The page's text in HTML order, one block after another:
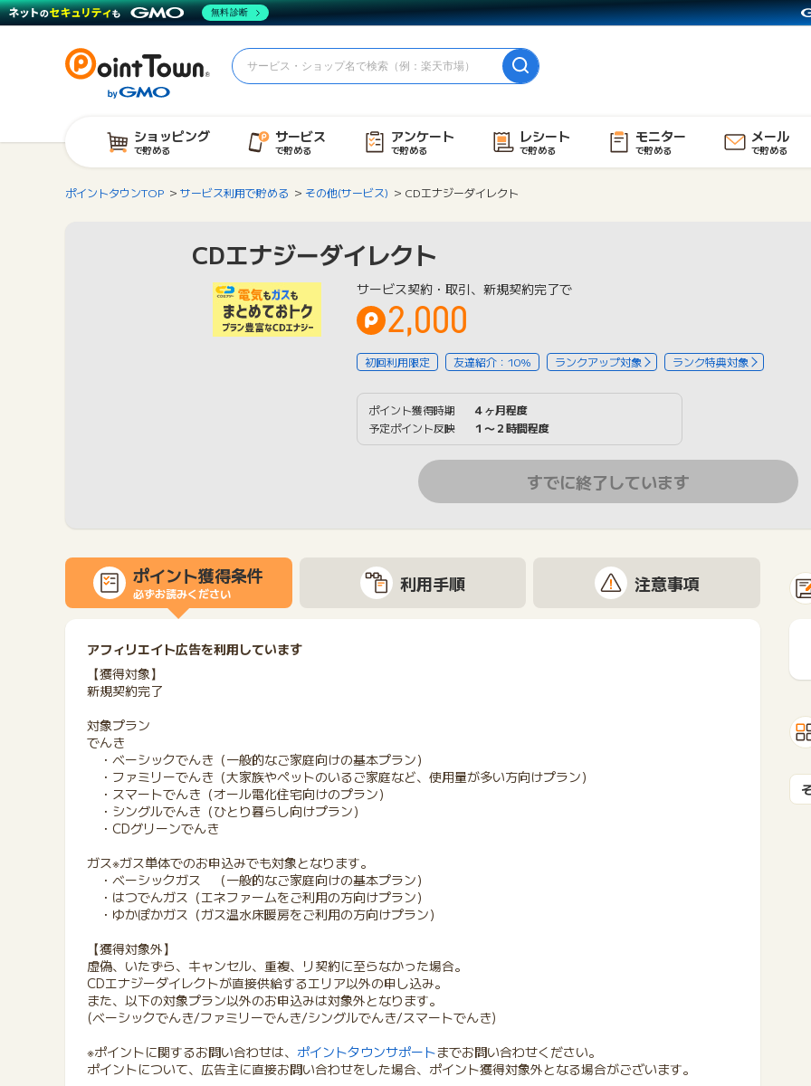
ショッピング
で貯める
サービス
で貯める
アンケート
で貯める
レシート
で貯める
モニター
で貯める
メール
で貯める
ポイントタウンTOP サービス利用で貯める その他(サービス) CDエナジーダイレクト
CDエナジーダイレクト
サービス契約・取引、新規契約完了で
2,000
初回利用限定 友達紹介：10% ランクアップ対象 ランク特典対象
ポイント獲得時期
４ヶ月程度
予定ポイント反映
１〜２時間程度
すでに終了しています
ポイント獲得条件
必ずお読みください 利用手順 注意事項
アフィリエイト広告を利用しています
【獲得対象】
新規契約完了
対象プラン
でんき
・ベーシックでんき（一般的なご家庭向けの基本プラン）
・ファミリーでんき（大家族やペットのいるご家庭など、使用量が多い方向けプラン）
・スマートでんき（オール電化住宅向けのプラン）
・シングルでんき（ひとり暮らし向けプラン）
・CDグリーンでんき
ガス※ガス単体でのお申込みでも対象となります。
・ベーシックガス （一般的なご家庭向けの基本プラン）
・はつでんガス（エネファームをご利用の方向けプラン）
・ゆかぽかガス（ガス温水床暖房をご利用の方向けプラン）
【獲得対象外】
虚偽、いたずら、キャンセル、重複、リ契約に至らなかった場合。
CDエナジーダイレクトが直接供給するエリア以外の申し込み。
また、以下の対象プラン以外のお申込みは対象外となります。
(ベーシックでんき/ファミリーでんき/シングルでんき/スマートでんき)
※ポイントに関するお問い合わせは、 ポイントタウンサポートまでお問い合わせください。
ポイントについて、広告主に直接お問い合わせをした場合、ポイント獲得対象外となる場合がございます。
無料診断